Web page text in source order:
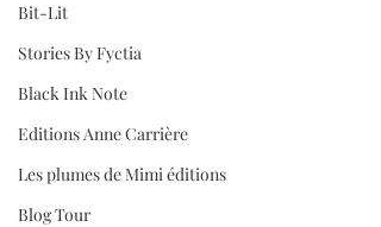
Bit-Lit
Stories By Fyctia
Black Ink Note
Editions Anne Carrière
Les plumes de Mimi éditions
Blog Tour